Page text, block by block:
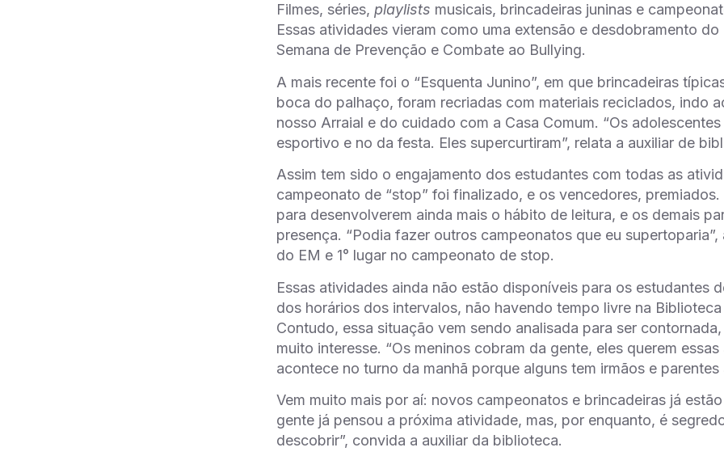
Filmes, séries, playlists musicais, brincadeiras juninas e
Essas atividades vieram como uma extensão e desdobramento do
Semana de Prevenção e Combate ao Bullying.
A mais recente foi o “Esquenta Junino”, em que brincadeiras
boca do palhaço, foram recriadas com materiais reciclados, indo
nosso Arraial e do cuidado com a Casa Comum. “Os
esportivo e no da festa. Eles supercurtiram”, relata a auxiliar de
Assim tem sido o engajamento dos estudantes com todas as
campeonato de “stop” foi finalizado, e os vencedores,
para desenvolverem ainda mais o hábito de leitura, e os demais
presença. “Podia fazer outros campeonatos que eu
do EM e 1° lugar no campeonato de stop.
Essas atividades ainda não estão disponíveis para os estudantes
dos horários dos intervalos, não havendo tempo livre na
Contudo, essa situação vem sendo analisada para ser
muito interesse. “Os meninos cobram da gente, eles querem
acontece no turno da manhã porque alguns tem irmãos e parentes
Vem muito mais por aí: novos campeonatos e brincadeiras já
gente já pensou a próxima atividade, mas, por enquanto, é
descobrir”, convida a auxiliar da biblioteca.